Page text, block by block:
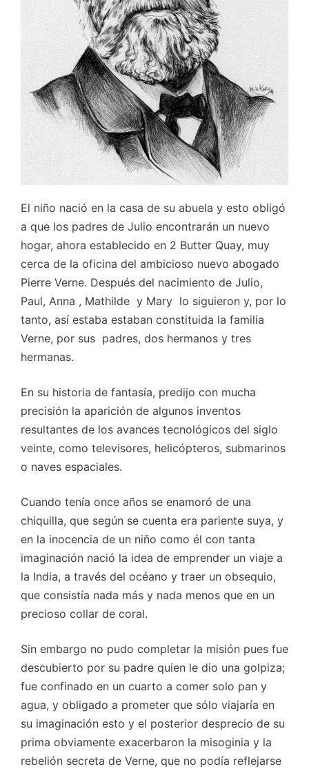
El niño nació en la casa de su abuela y esto obligó
a que los padres de Julio encontrarán un nuevo
hogar, ahora establecido en 2 Butter Quay, muy
cerca de la oficina del ambicioso nuevo abogado
Pierre Verne. Después del nacimiento de Julio,
Paul, Anna , Mathilde y Mary lo siguieron y, por lo
tanto, así estaba estaban constituida la familia
Verne, por sus padres, dos hermanos y tres
hermanas.
En su historia de fantasía, predijo con mucha
precisión la aparición de algunos inventos
resultantes de los avances tecnológicos del siglo
veinte, como televisores, helicópteros, submarinos
o naves espaciales.
Cuando tenía once años se enamoró de una
chiquilla, que según se cuenta era pariente suya, y
en la inocencia de un niño como él con tanta
imaginación nació la idea de emprender un viaje a
la India, a través del océano y traer un obsequio,
que consistía nada más y nada menos que en un
precioso collar de coral.
Sin embargo no pudo completar la misión pues fue
descubierto por su padre quien le dio una golpiza;
fue confinado en un cuarto a comer solo pan y
agua, y obligado a prometer que sólo viajaría en
su imaginación esto y el posterior desprecio de su
prima obviamente exacerbaron la misoginia y la
rebelión secreta de Verne, que no podía reflejarse